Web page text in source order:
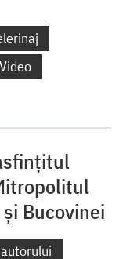
Video
Bucovinei